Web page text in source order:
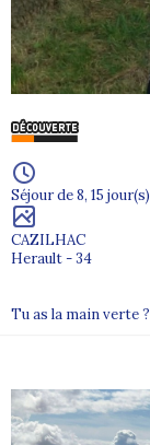
Séjour de 8, 15 jour(s)
CAZILHAC
Herault - 34
Tu as la main verte